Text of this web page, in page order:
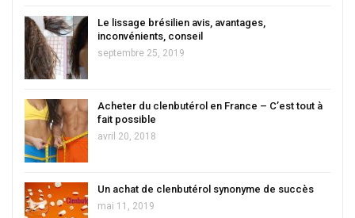
Le lissage brésilien avis, avantages,
inconvénients, conseil
septembre 25, 2019
Acheter du clenbutérol en France – C’est tout à
fait possible
avril 20, 2018
Un achat de clenbutérol synonyme de succès
mai 11, 2019